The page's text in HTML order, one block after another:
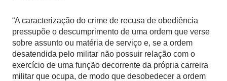
“A caracterização do crime de recusa de obediência
pressupõe o descumprimento de uma ordem que verse
sobre assunto ou matéria de serviço e, se a ordem
desatendida pelo militar não possuir relação com o
exercício de uma função decorrente da própria carreira
militar que ocupa, de modo que desobedecer a ordem